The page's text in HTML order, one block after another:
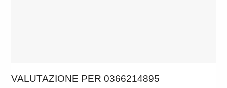
VALUTAZIONE PER 0366214895